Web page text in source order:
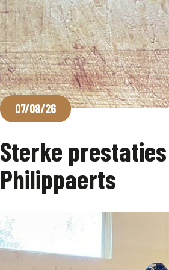
07/08/26
Sterke
Philippaerts